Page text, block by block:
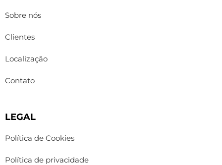
Sobre nós
Clientes
Localização
Contato
LEGAL
Política de Cookies
Política de privacidade